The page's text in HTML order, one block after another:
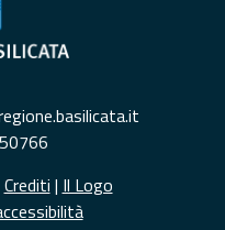
Crediti | Il Logo